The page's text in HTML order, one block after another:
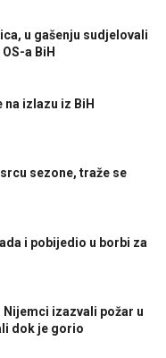
u gašenju sudjelovali
a BiH
na izlazu iz BiH
sezone, traže se
i pobijedio u borbi za
Nijemci izazvali požar u
dok je gorio